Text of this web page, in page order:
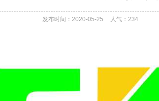
发布时间：2020-05-25 人气： 234